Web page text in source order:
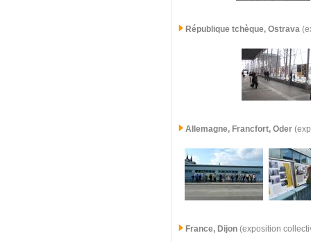
République tchèque, Ostrava
Allemagne, Francfort, Oder
France, Dijon (exposition